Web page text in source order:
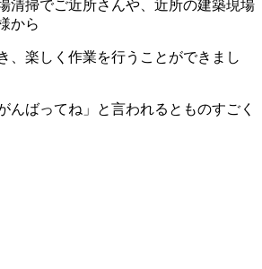
清掃でご近所さんや、近所の建築現場
から
、楽しく作業を行うことができまし
んばってね」と言われるとものすごく